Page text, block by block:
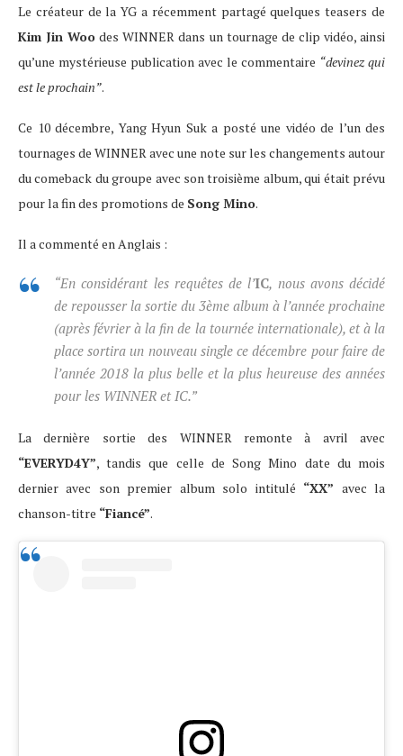
Le créateur de la YG a récemment partagé quelques teasers de
Kim Jin Woo des WINNER dans un tournage de clip vidéo, ainsi
qu’une mystérieuse publication avec le commentaire “devinez qui
est le prochain”.
Ce 10 décembre, Yang Hyun Suk a posté une vidéo de l’un des
tournages de WINNER avec une note sur les changements autour
du comeback du groupe avec son troisième album, qui était prévu
pour la fin des promotions de Song Mino.
Il a commenté en Anglais :
“En considérant les requêtes de l’IC, nous avons décidé
de repousser la sortie du 3ème album à l’année prochaine
(après février à la fin de la tournée internationale), et à la
place sortira un nouveau single ce décembre pour faire de
l’année 2018 la plus belle et la plus heureuse des années
pour les WINNER et IC.”
La dernière sortie des WINNER remonte à avril avec
“EVERYD4Y”, tandis que celle de Song Mino date du mois
dernier avec son premier album solo intitulé “XX” avec la
chanson-titre “Fiancé”.